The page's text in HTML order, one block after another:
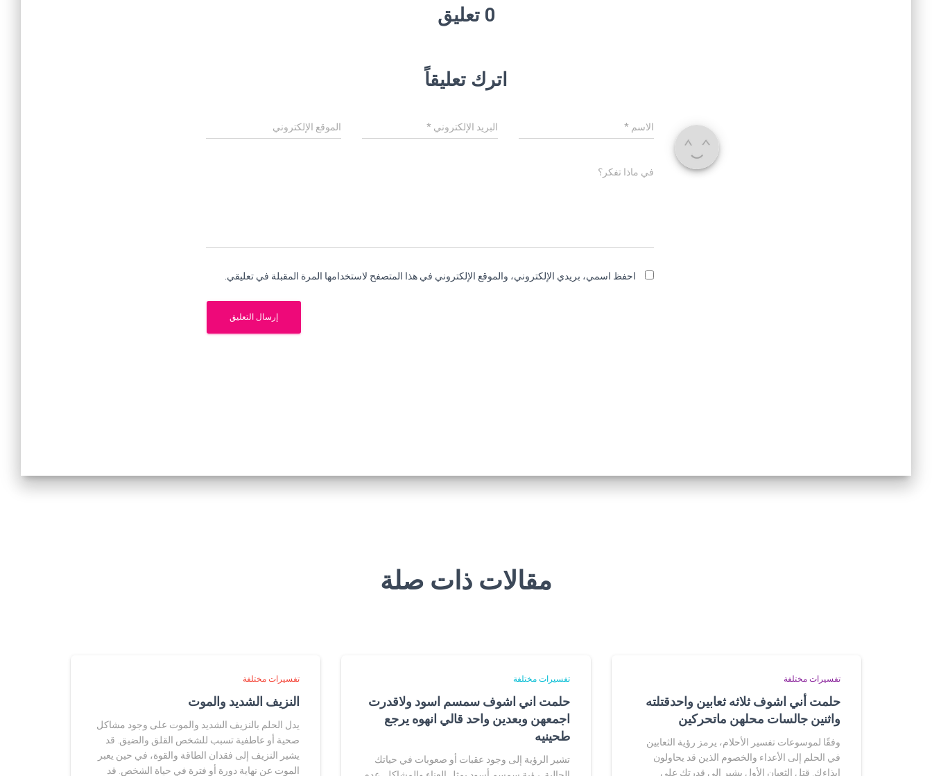
0 تعليق
اترك تعليقاً
الاسم * البريد الإلكتروني * الموقع الإلكتروني
في ماذا تفكر؟
احفظ اسمي، بريدي الإلكتروني، والموقع الإلكتروني في هذا المتصفح لاستخدامها المرة المقبلة في تعليقي.
مقالات ذات صلة
تفسيرات مختلفة
حلمت أني اشوف ثلاثه ثعابين واحدقتلته
واثنين جالسات محلهن ماتحركين
وفقًا لموسوعات تفسير الأحلام، يرمز رؤية الثعابين
في الحلم إلى الأعداء والخصوم الذين قد يحاولون
إيذاءك. قتل الثعبان الأول يشير إلى قدرتك على
تفسيرات مختلفة
حلمت اني اشوف سمسم اسود ولاقدرت
اجمعهن وبعدين واحد قالي انهوه يرجع
طحينيه
تشير الرؤية إلى وجود عقبات أو صعوبات في حياتك
تفسيرات مختلفة
النزيف الشديد والموت
يدل الحلم بالنزيف الشديد والموت على وجود مشاكل
صحية أو عاطفية تسبب للشخص القلق والضيق. قد
يشير النزيف إلى فقدان الطاقة والقوة، في حين يعبر
الموت عن نهاية دورة أو فترة في حياة الشخص. قد